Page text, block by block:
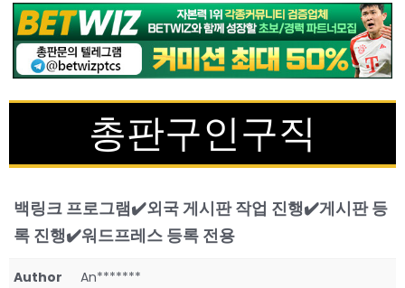
총판구인구직
백링크 프로그램✔️외국 게시판 작업 진행✔️게시판 등
록 진행✔️워드프레스 등록 전용
Author An*******